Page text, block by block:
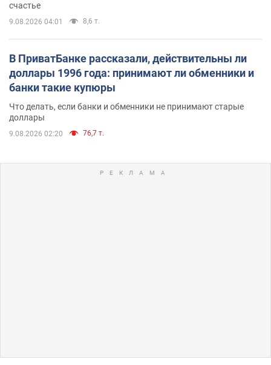
счастье
9.08.2026 04:01 8,6 т.
В ПриватБанке рассказали, действительны ли
доллары 1996 года: принимают ли обменники и
банки такие купюры
Что делать, если банки и обменники не принимают старые
доллары
9.08.2026 02:20 76,7 т.